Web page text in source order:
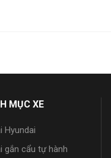
MỤC XE
Hyundai
gắn cẩu tự hành